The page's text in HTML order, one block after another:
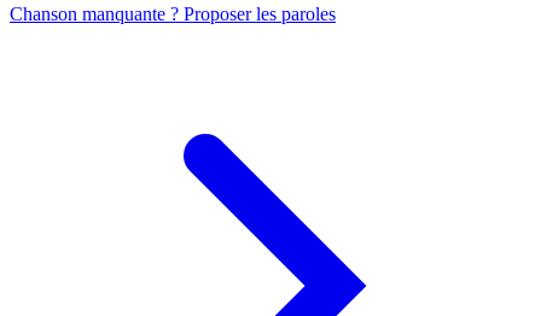
Chanson manquante ? Proposer les paroles